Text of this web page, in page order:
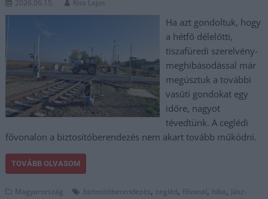
2026.06.15. Kiss Lajos
Ha azt gondoltuk, hogy
a hétfő délelőtti,
tiszafüredi szerelvény-
meghibásodással már
megúsztuk a további
vasúti gondokat egy
időre, nagyot
tévedtünk. A ceglédi
fővonalon a biztosítóberendezés nem akart tovább működni.
TOVÁBB OLVASOM
Magyarország biztosítóberendezés, cegléd, fővonal, hiba, Jász-